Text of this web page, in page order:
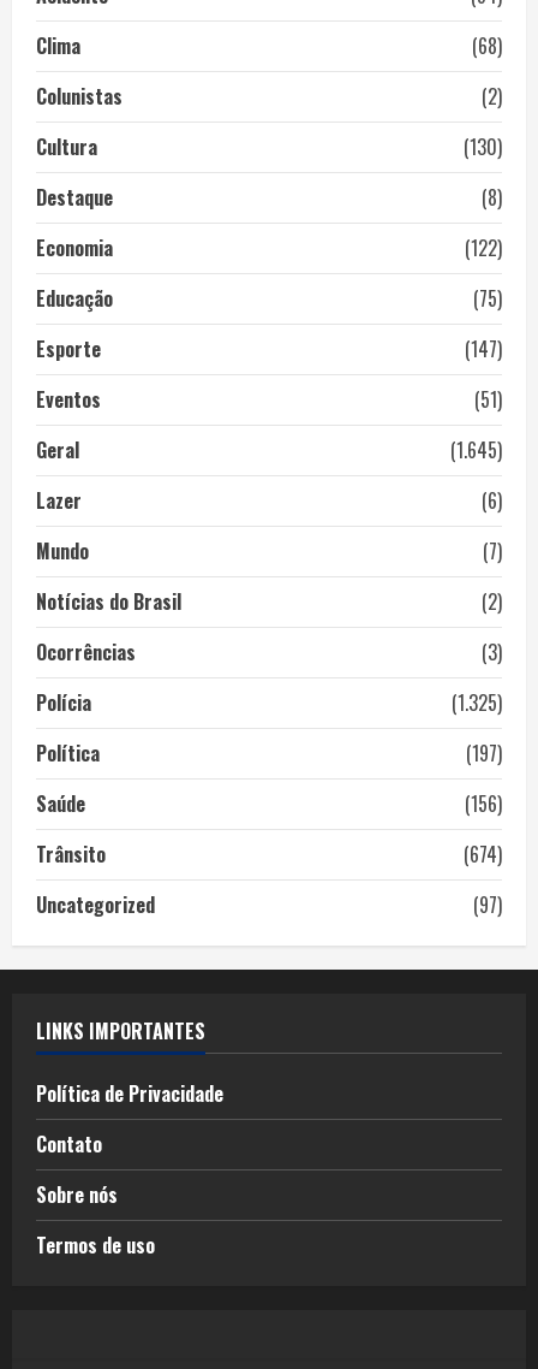
Clima
(68)
Colunistas
(2)
Cultura
(130)
Destaque
(8)
Economia
(122)
Educação
(75)
Esporte
(147)
Eventos
(51)
Geral
(1.645)
Lazer
(6)
Mundo
(7)
Notícias do Brasil
(2)
Ocorrências
(3)
Polícia
(1.325)
Política
(197)
Saúde
(156)
Trânsito
(674)
Uncategorized
(97)
LINKS IMPORTANTES
Política de Privacidade
Contato
Sobre nós
Termos de uso